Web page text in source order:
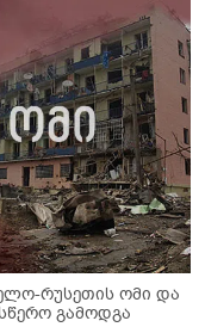
რუსეთის ომი და
გამოდგა